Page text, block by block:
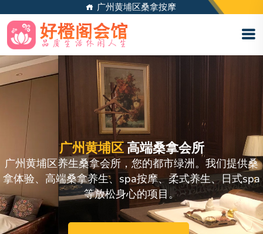
广州黄埔区桑拿按摩
广州黄埔区高端桑拿会所
广州黄埔区养生桑拿会所，您的都市绿洲。我们提供桑
拿体验、高端桑拿养生、spa按摩、柔式养生、日式spa
等放松身心的项目。